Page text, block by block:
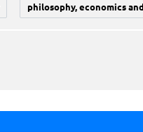
philosophy, economics